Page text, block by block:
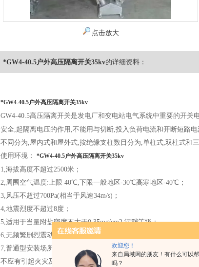
欢迎您！
来自局域网的朋友！有什么可以
吗？
点击放大
*GW4-40.5户外高压隔离开关35kv的详细资料：
*GW4-40.5户外高压隔离开关35kv
GW4-40.5高压隔离开关是发电厂和变电站电气系统中重要的开关
安全,起隔离电压的作用,不能用与切断,投入负荷电流和开断短路
不同分为,屋内式和屋外式,按绝缘支柱数目分为,单柱式,双柱式和
使用环境： *GW4-40.5户外高压隔离开关35kv
1,海拔高度不超过2500米；
2,周围空气温度:上限 40℃,下限一般地区-30℃高寒地区-40℃；
3,风压不超过700Pa(相当于风速34m/s)；
4,地震烈度不超过8度；
5,适用于当量附盐密度不大于0.35mg/cm2 污秽等级；
6,无频繁剧烈震动场所；
7,普通型安装场所应无严重影响隔离开关绝缘和导电能力的气体,
不应有引起火灾及爆物质。